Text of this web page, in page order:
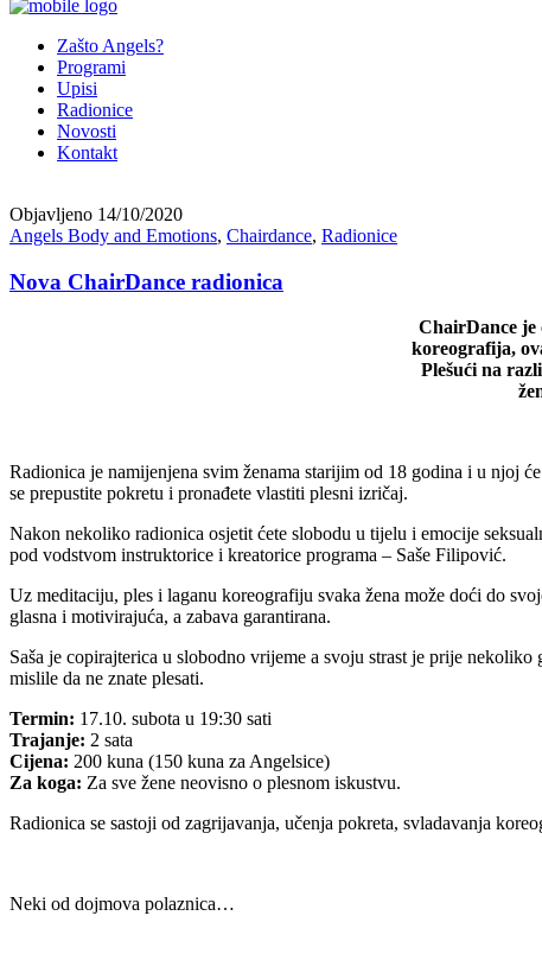
Zašto Angels?
Programi
Upisi
Radionice
Novosti
Kontakt
Objavljeno 14/10/2020
Angels Body and Emotions, Chairdance, Radionice
Nova ChairDance radionica
ChairDance je
koreografija,
Plešući na
Radionica je namijenjena svim ženama starijim od 18 godina i u njoj
se prepustite pokretu i pronađete vlastiti plesni izričaj.
Nakon nekoliko radionica osjetit ćete slobodu u tijelu i emocije
pod vodstvom instruktorice i kreatorice programa – Saše Filipović.
Uz meditaciju, ples i laganu koreografiju svaka žena može doći do
glasna i motivirajuća, a zabava garantirana.
Saša je copirajterica u slobodno vrijeme a svoju strast je prije
mislile da ne znate plesati.
Termin: 17.10. subota u 19:30 sati
Trajanje: 2 sata
Cijena: 200 kuna (150 kuna za Angelsice)
Za koga: Za sve žene neovisno o plesnom iskustvu.
Radionica se sastoji od zagrijavanja, učenja pokreta, svladavanja
Neki od dojmova polaznica…